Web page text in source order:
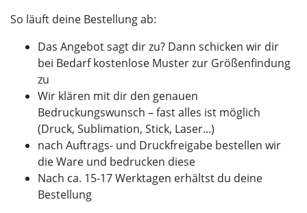
So läuft deine Bestellung ab:
Das Angebot sagt dir zu? Dann schicken wir dir
bei Bedarf kostenlose Muster zur Größenfindung
zu
Wir klären mit dir den genauen
Bedruckungswunsch – fast alles ist möglich
(Druck, Sublimation, Stick, Laser...)
nach Auftrags- und Druckfreigabe bestellen wir
die Ware und bedrucken diese
Nach ca. 15-17 Werktagen erhältst du deine
Bestellung